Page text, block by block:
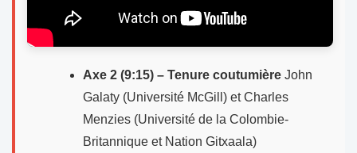
Axe 2 (9:15) – Tenure coutumière John
Galaty (Université McGill) et Charles
Menzies (Université de la Colombie-
Britannique et Nation Gitxaala)